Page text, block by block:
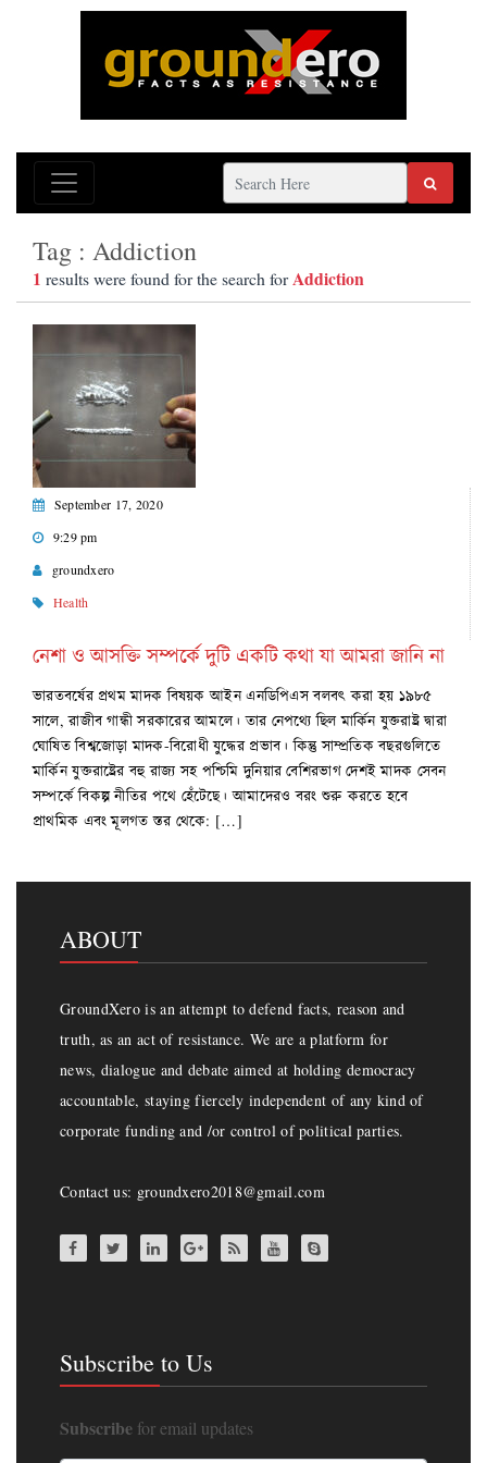
Tag : Addiction
1 results were found for the search forAddiction
September 17, 2020
9:29 pm
groundxero
Health
নেশা ও আসক্তি সম্পর্কে দুটি একটি কথা যা আমরা জানি না
ভারতবর্ষের প্রথম মাদক বিষয়ক আইন এনডিপিএস বলবৎ করা হয় ১৯৮৫
সালে, রাজীব গান্ধী সরকারের আমলে। তার নেপথ্যে ছিল মার্কিন যুক্তরাষ্ট্র দ্বারা
ঘোষিত বিশ্বজোড়া মাদক-বিরোধী যুদ্ধের প্রভাব। কিন্তু সাম্প্রতিক বছরগুলিতে
মার্কিন যুক্তরাষ্ট্রের বহু রাজ্য সহ পশ্চিমি দুনিয়ার বেশিরভাগ দেশই মাদক সেবন
সম্পর্কে বিকল্প নীতির পথে হেঁটেছে। আমাদেরও বরং শুরু করতে হবে
প্রাথমিক এবং মূলগত স্তর থেকে: […]
ABOUT
GroundXero is an attempt to defend facts, reason and
truth, as an act of resistance. We are a platform for
news, dialogue and debate aimed at holding democracy
accountable, staying fiercely independent of any kind of
corporate funding and /or control of political parties.
Contact us: groundxero2018@gmail.com
Subscribe to Us
Subscribe for email updates